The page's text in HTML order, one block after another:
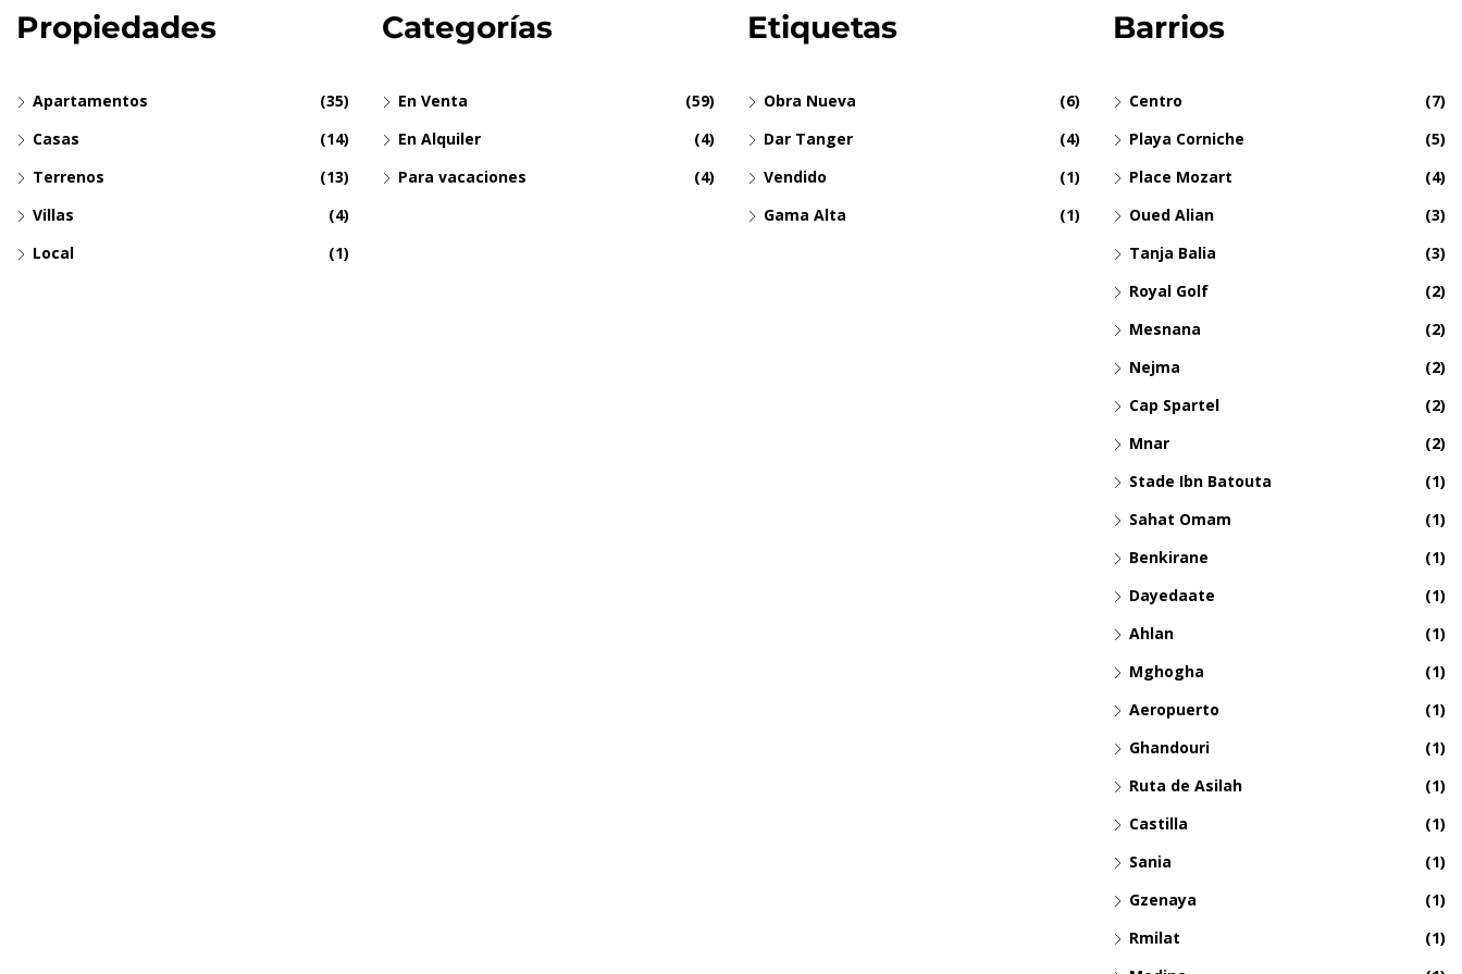
Propiedades
Apartamentos
(35)
Casas
(14)
Terrenos
(13)
Villas
(4)
Local
(1)
Categorías
En Venta
(59)
En Alquiler
(4)
Para vacaciones
(4)
Etiquetas
Obra Nueva
(6)
Dar Tanger
(4)
Vendido
(1)
Gama Alta
(1)
Barrios
Centro
(7)
Playa Corniche
(5)
Place Mozart
(4)
Oued Alian
(3)
Tanja Balia
(3)
Royal Golf
(2)
Mesnana
(2)
Nejma
(2)
Cap Spartel
(2)
Mnar
(2)
Stade Ibn Batouta
(1)
Sahat Omam
(1)
Benkirane
(1)
Dayedaate
(1)
Ahlan
(1)
Mghogha
(1)
Aeropuerto
(1)
Ghandouri
(1)
Ruta de Asilah
(1)
Castilla
(1)
Sania
(1)
Gzenaya
(1)
Rmilat
(1)